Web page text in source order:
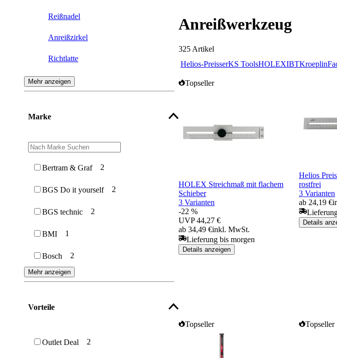
Reißnadel
Anreißzirkel
Richtlatte
Höhenmessgerät
Anreißlehre
Tuschierpaste
Höhenreißer
Mehr anzeigen
Marke
Bertram & Graf 2
BGS Do it yourself 2
BGS technic 2
BMI 1
Bosch 2
Mehr anzeigen
Vorteile
Outlet Deal 2
Anreißwerkzeug
325 Artikel
Helios-PreisserKS ToolsHOLEXIBTKroeplin
Topseller
HOLEX Streichmaß mit flachem
Schieber
3 Varianten
-22 %
UVP 44,27 €
ab 34,49 €inkl. MwSt.
Lieferung bis morgen
Details anzeigen
Helios
rostfrei
3 Varianten
ab 24,19 €
Details
Topseller Topseller